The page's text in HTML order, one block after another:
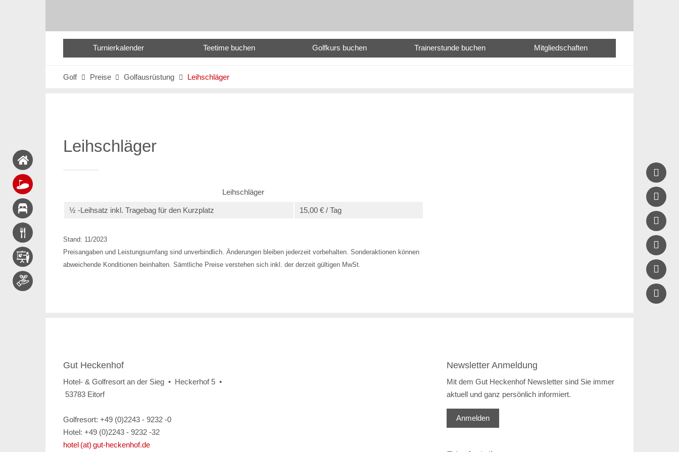
Turnierkalender Teetime buchen Golfkurs buchen Trainerstunde buchen Mitgliedschaften
Golf  Preise  Golfausrüstung  Leihschläger
Leihschläger
Leihschläger
½ -Leihsatz inkl. Tragebag für den Kurzplatz 15,00 € / Tag
Stand: 11/2023
Preisangaben und Leistungsumfang sind unverbindlich. Änderungen bleiben jederzeit vorbehalten. Sonderaktionen können
abweichende Konditionen beinhalten. Sämtliche Preise verstehen sich inkl. der derzeit gültigen MwSt.
Gut Heckenhof
Hotel- & Golfresort an der Sieg • Heckerhof 5 •
53783 Eitorf
Golfresort: +49 (0)2243 - 9232 -0
Hotel: +49 (0)2243 - 9232 -32
hotel (at) gut-heckenhof.de
Newsletter Anmeldung
Mit dem Gut Heckenhof Newsletter sind Sie immer
aktuell und ganz persönlich informiert.
Anmelden




